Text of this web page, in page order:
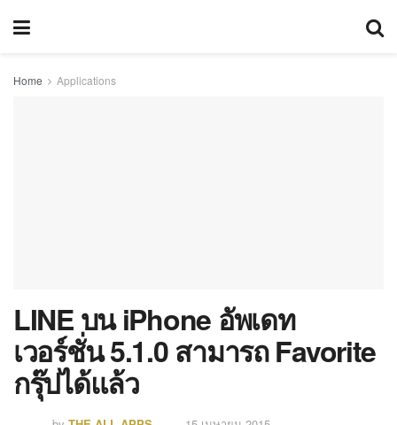
Home Applications
LINE บน iPhone อัพเดท
เวอร์ชั่น 5.1.0 สามารถ Favorite
กรุ๊ปได้แล้ว